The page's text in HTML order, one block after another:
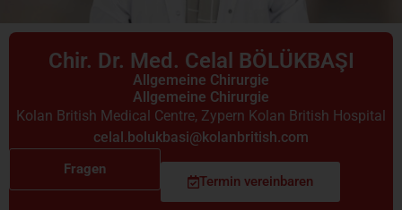
Chir. Dr. Med. Celal BÖLÜKBAŞI
Allgemeine Chirurgie
Allgemeine Chirurgie
Kolan British Medical Centre, Zypern Kolan British Hospital
celal.bolukbasi@kolanbritish.com
Fragen
Termin vereinbaren